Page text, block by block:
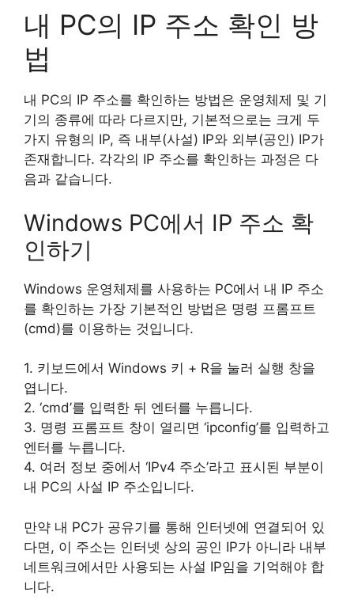
내 PC의 IP 주소 확인 방
법
내 PC의 IP 주소를 확인하는 방법은 운영체제 및 기
기의 종류에 따라 다르지만, 기본적으로는 크게 두
가지 유형의 IP, 즉 내부(사설) IP와 외부(공인) IP가
존재합니다. 각각의 IP 주소를 확인하는 과정은 다
음과 같습니다.
Windows PC에서 IP 주소 확
인하기
Windows 운영체제를 사용하는 PC에서 내 IP 주소
를 확인하는 가장 기본적인 방법은 명령 프롬프트
(cmd)를 이용하는 것입니다.
1. 키보드에서 Windows 키 + R을 눌러 실행 창을
엽니다.
2. ‘cmd’를 입력한 뒤 엔터를 누릅니다.
3. 명령 프롬프트 창이 열리면 ‘ipconfig’를 입력하고
엔터를 누릅니다.
4. 여러 정보 중에서 ‘IPv4 주소’라고 표시된 부분이
내 PC의 사설 IP 주소입니다.
만약 내 PC가 공유기를 통해 인터넷에 연결되어 있
다면, 이 주소는 인터넷 상의 공인 IP가 아니라 내부
네트워크에서만 사용되는 사설 IP임을 기억해야 합
니다.